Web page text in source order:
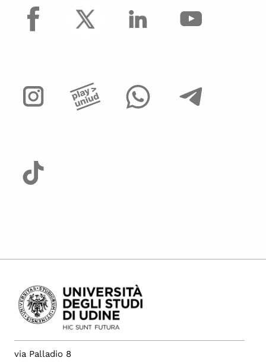
facebook
via Palladio 8